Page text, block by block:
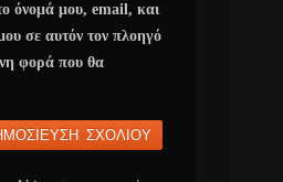
όνομά μου, email, και
σε αυτόν τον πλοηγό
φορά που θα